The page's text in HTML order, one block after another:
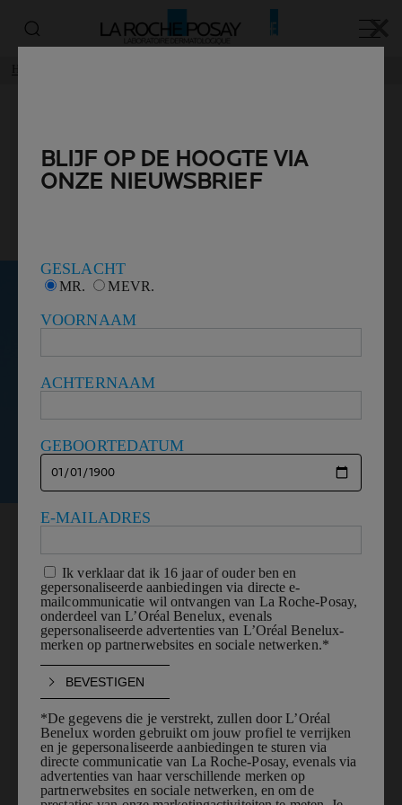
Scan de QR-code om de analyse te starten
PROBEER NU
EERSTE DIAGNOSE VOOR
MENSEN MET ACNE.
GOEDGEKEURD VOOR ALLE
HUIDTYPEN
✕
BLIJF OP DE HOOGTE VIA
ONZE NIEUWSBRIEF
GESLACHT
MR. MEVR.
VOORNAAM
ACHTERNAAM
GEBOORTEDATUM
E-MAILADRES
Ik verklaar dat ik 16 jaar of ouder ben en
gepersonaliseerde aanbiedingen via directe e-
mailcommunicatie wil ontvangen van La Roche-Posay,
onderdeel van L’Oréal Benelux, evenals
gepersonaliseerde advertenties van L’Oréal Benelux-
merken op partnerwebsites en sociale netwerken.*
*De gegevens die je verstrekt, zullen door L’Oréal
Benelux worden gebruikt om jouw profiel te verrijken
en je gepersonaliseerde aanbiedingen te sturen via
directe communicatie van La Roche-Posay, evenals via
advertenties van haar verschillende merken op
partnerwebsites en sociale netwerken, en om de
✕
BLIJF OP DE HOOGTE VIA
ONZE NIEUWSBRIEF
GESLACHT
MR. MEVR.
VOORNAAM
ACHTERNAAM
GEBOORTEDATUM
E-MAILADRES
Ik verklaar dat ik 16 jaar of ouder ben en
gepersonaliseerde aanbiedingen via directe e-
mailcommunicatie wil ontvangen van La Roche-Posay,
onderdeel van L’Oréal Benelux, evenals
gepersonaliseerde advertenties van L’Oréal Benelux-
merken op partnerwebsites en sociale netwerken.*
*De gegevens die je verstrekt, zullen door L’Oréal
Benelux worden gebruikt om jouw profiel te verrijken
en je gepersonaliseerde aanbiedingen te sturen via
directe communicatie van La Roche-Posay, evenals via
advertenties van haar verschillende merken op
partnerwebsites en sociale netwerken, en om de